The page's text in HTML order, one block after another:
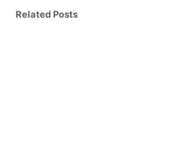
Related Posts